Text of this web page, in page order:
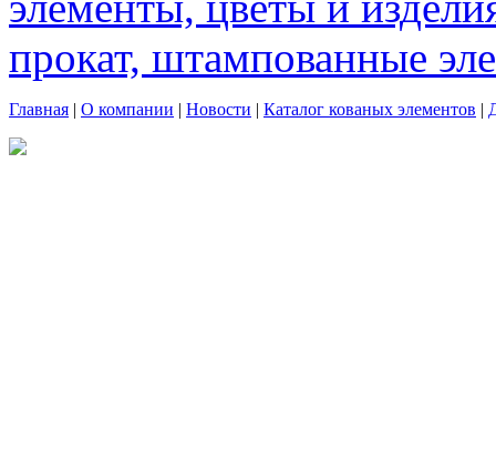
прокат, штампованные
Главная | О компании | Новости | Каталог кованых элементов |